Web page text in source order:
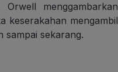
menggambarkan
keserakahan mengambil
sampai sekarang.